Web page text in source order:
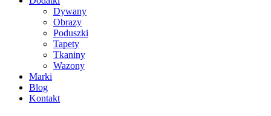
Dywany
Obrazy
Poduszki
Tapety
Tkaniny
Wazony
Marki
Blog
Kontakt